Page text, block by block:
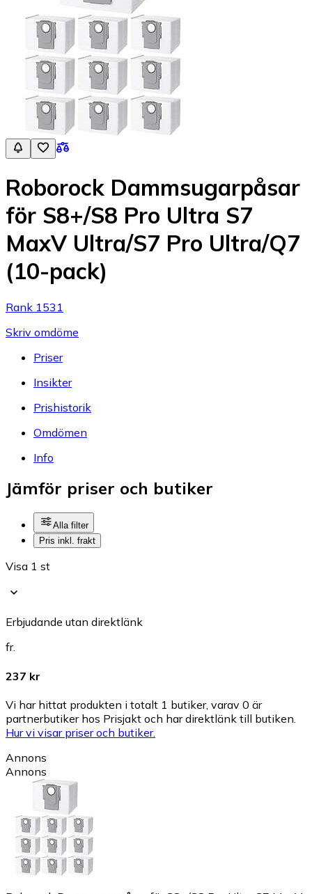
Roborock Dammsugarpåsar
för S8+/S8 Pro Ultra S7
MaxV Ultra/S7 Pro Ultra/Q7
(10-pack)
Rank 1531
Skriv omdöme
Priser
Insikter
Prishistorik
Omdömen
Info
Jämför priser och butiker
Alla filter
Pris inkl. frakt
Visa 1 st
Erbjudande utan direktlänk
fr.
237 kr
Vi har hittat produkten i totalt 1 butiker, varav 0 är
partnerbutiker hos Prisjakt och har direktlänk till butiken.
Hur vi visar priser och butiker.
Annons
Annons